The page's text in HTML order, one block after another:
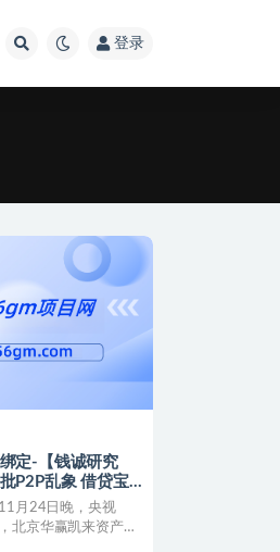
登录
定-【钱诚研究
P2P乱象 借贷宝
月24日晚，央视
北京华赢凯来资产管